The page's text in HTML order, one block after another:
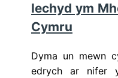
Iechyd ym
Cymru
Dyma un mewn
edrych ar nifer